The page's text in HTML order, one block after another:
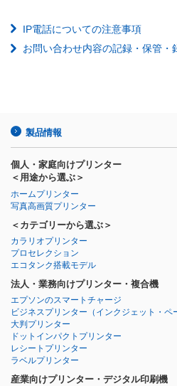
IP電話についての注意事項
お問い合わせ内容の記録・保管・
製品情報
個人・家庭向けプリンター
＜用途から選ぶ＞
ホームプリンター
写真高画質プリンター
＜カテゴリーから選ぶ＞
カラリオプリンター
プロセレクション
エコタンク搭載モデル
法人・業務向けプリンター・複合機
エプソンのスマートチャージ
ビジネスプリンター （インクジェット・ペ
大判プリンター
ドットインパクトプリンター
レシートプリンター
ラベルプリンター
産業向けプリンター・デジタル印刷機